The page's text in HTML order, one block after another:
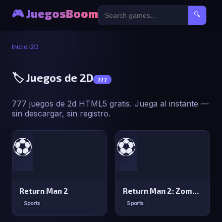
🎮 JuegosBoom 🔍
Inicio›2D
🏷️ Juegos de 2D 777
777 juegos de 2d HTML5 gratis. Juega al instante —
sin descargar, sin registro.
⚽
Return Man 2
Sports
⚽
Return Man 2: Zombies
Sports